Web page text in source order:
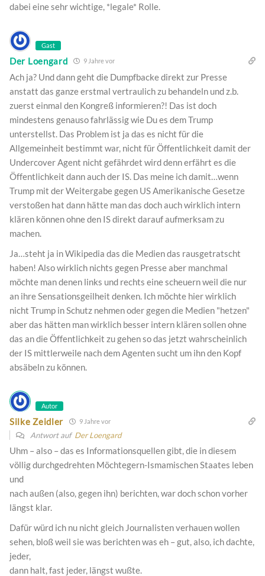
dabei eine sehr wichtige, *legale* Rolle.
Gast
Der Loengard 9 Jahre vor
Ach ja? Und dann geht die Dumpfbacke direkt zur Presse
anstatt das ganze erstmal vertraulich zu behandeln und z.b.
zuerst einmal den Kongreß informieren?! Das ist doch
mindestens genauso fahrlässig wie Du es dem Trump
unterstellst. Das Problem ist ja das es nicht für die
Allgemeinheit bestimmt war, nicht für Öffentlichkeit damit der
Undercover Agent nicht gefährdet wird denn erfährt es die
Öffentlichkeit dann auch der IS. Das meine ich damit…wenn
Trump mit der Weitergabe gegen US Amerikanische Gesetze
verstoßen hat dann hätte man das doch auch wirklich intern
klären können ohne den IS direkt darauf aufmerksam zu
machen.
Ja…steht ja in Wikipedia das die Medien das rausgetratscht
haben! Also wirklich nichts gegen Presse aber manchmal
möchte man denen links und rechts eine scheuern weil die nur
an ihre Sensationsgeilheit denken. Ich möchte hier wirklich
nicht Trump in Schutz nehmen oder gegen die Medien "hetzen"
aber das hätten man wirklich besser intern klären sollen ohne
das an die Öffentlichkeit zu gehen so das jetzt wahrscheinlich
der IS mittlerweile nach dem Agenten sucht um ihn den Kopf
absäbeln zu können.
Autor
Silke Zeidler 9 Jahre vor
Antwort auf Der Loengard
Uhm – also – das es Informationsquellen gibt, die in diesem
völlig durchgedrehten Möchtegern-Ismamischen Staates leben
und
nach außen (also, gegen ihn) berichten, war doch schon vorher
längst klar.
Dafür würd ich nu nicht gleich Journalisten verhauen wollen
sehen, bloß weil sie was berichten was eh – gut, also, ich dachte,
jeder,
dann halt, fast jeder, längst wußte.